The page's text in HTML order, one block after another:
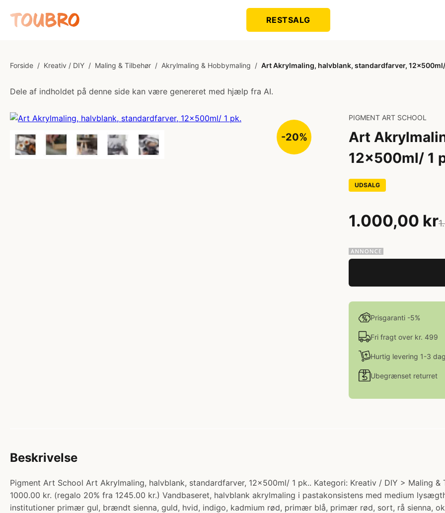
RESTSALG
Forside / Kreativ / DIY / Maling & Tilbehør / Akrylmaling & Hobbymaling / Art Akrylmaling, halvblank, standardfarver, 12x500ml/
Dele af indholdet på denne side kan være genereret med hjælp fra AI.
-20%
PIGMENT ART SCHOOL
Art
12x500ml/ 1
UDSALG
1.000,00 kr
Prisgaranti -5%
Fri fragt over kr. 499
Hurtig levering 1-3
Ubegrænset returret
Beskrivelse
Pigment Art School Art Akrylmaling, halvblank, standardfarver, 12x500ml/ 1 pk.. Kategori: Kreativ / DIY > Maling
1000.00 kr. (regalo 20% fra 1245.00 kr.) Vandbaseret, halvblank akrylmaling i pastakonsistens med medium
institutioner primær gul, brændt sienna, guld, hvid, indigo, kadmium rød, primær blå, primær rød, sort, rå sienna,